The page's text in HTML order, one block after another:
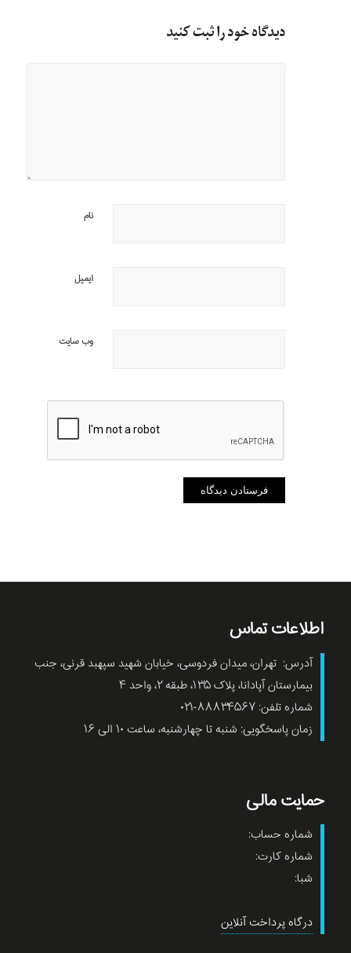
دیدگاه خود را ثبت کنید
نام
ایمیل
وب‌ سایت
اطلاعات تماس
آدرس: تهران، میدان فردوسی، خیابان شهید سپهبد قرنی، جنب
بیمارستان آپادانا، پلاک ۱۳۵، طبقه ۲، واحد ۴
شماره تلفن: ۸۸۸۳۴۵۶۷-۰۲۱
زمان پاسخگویی: شنبه تا چهارشنبه، ساعت ۱۰ الی ۱۶
حمایت مالی
شماره حساب:
شماره کارت:
شبا:
درگاه پرداخت آنلاین